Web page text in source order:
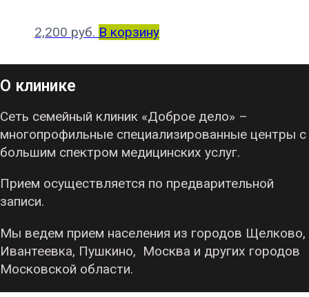
2,200 руб. В корзину
О клинике
Сеть семейный клиник «Доброе дело» –
многопрофильные специализированные центры с
большим спектром медицинских услуг.
Прием осуществляется по предварительной
записи.
Мы ведем прием населения из городов Щелково,
Ивантеевка, Пушкино, Москва и других городов
Московской области.